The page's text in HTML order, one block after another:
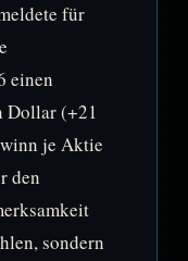
für
einen
Dollar (+21
je Aktie
den
sondern